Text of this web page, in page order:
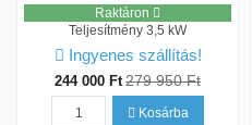
Raktáron
Teljesítmény3,5 kW
Ingyenes szállítás!
244 000 Ft 279 950 Ft
Kosárba